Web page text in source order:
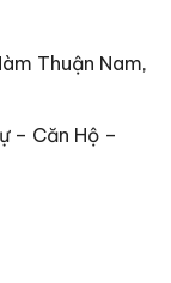
Thuận Nam,
– Căn Hộ –